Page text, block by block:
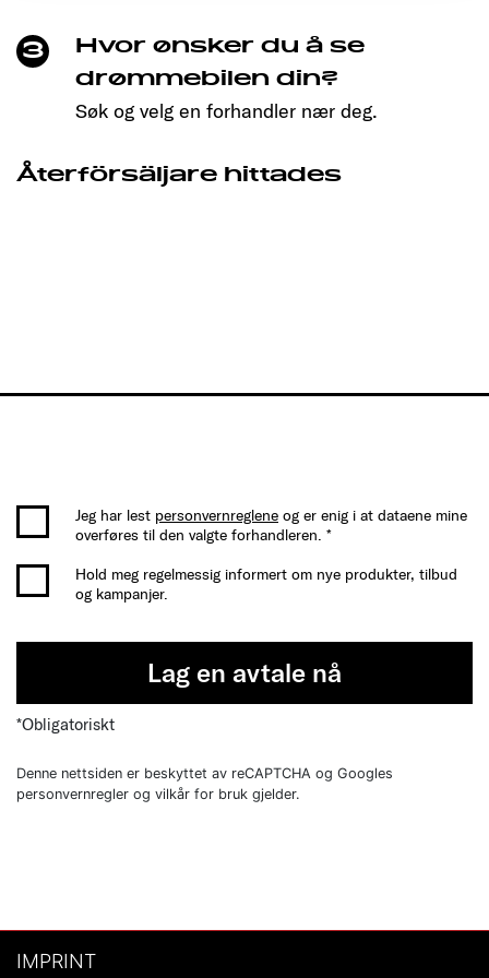
3
Hvor ønsker du å se
drømmebilen din?
Søk og velg en forhandler nær deg.
Återförsäljare hittades
Jeg har lest personvernreglene og er enig i at dataene mine
overføres til den valgte forhandleren. *
Hold meg regelmessig informert om nye produkter, tilbud
og kampanjer.
Lag en avtale nå
*Obligatoriskt
Denne nettsiden er beskyttet av reCAPTCHA og Googles
personvernregler og vilkår for bruk gjelder.
IMPRINT